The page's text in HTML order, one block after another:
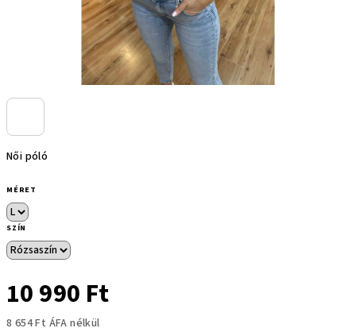
Női póló
MÉRET
SZÍN
10 990 Ft
8 654 Ft ÁFA nélkül